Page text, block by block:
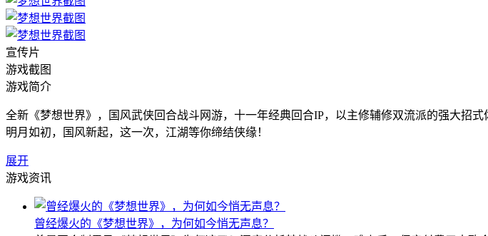
宣传片
游戏截图
游戏简介
全新《梦想世界》，国风武侠回合战斗网游，十一年经典回合IP，以主修辅修双流派的强大招
明月如初，国风新起，这一次，江湖等你缔结侠缘！
展开
游戏资讯
曾经爆火的《梦想世界》，为何如今悄无声息？